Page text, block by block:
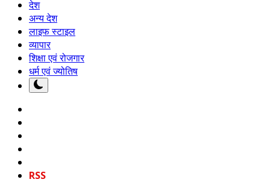
देश
अन्य देश
लाइफ स्टाइल
व्यापार
शिक्षा एवं रोजगार
धर्म एवं ज्योतिष
RSS